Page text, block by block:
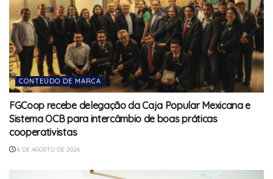
CONTEÚDO DE MARCA
FGCoop recebe delegação da Caja Popular Mexicana e
Sistema OCB para intercâmbio de boas práticas
cooperativistas
6 DE AGOSTO DE 2026